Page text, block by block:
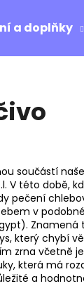
a doplňky
součástí
V této době,
pečení
v
který chybí
zrna včetně
která má
a